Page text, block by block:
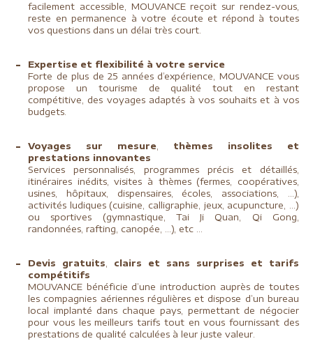
facilement accessible, MOUVANCE reçoit sur rendez-vous,
reste en permanence à votre écoute et répond à toutes
vos questions dans un délai très court.
Expertise et flexibilité à votre service
Forte de plus de 25 années d’expérience, MOUVANCE vous
propose un tourisme de qualité tout en restant
compétitive, des voyages adaptés à vos souhaits et à vos
budgets.
Voyages sur mesure, thèmes insolites et
prestations innovantes
Services personnalisés, programmes précis et détaillés,
itinéraires inédits, visites à thèmes (fermes, coopératives,
usines, hôpitaux, dispensaires, écoles, associations, …),
activités ludiques (cuisine, calligraphie, jeux, acupuncture, …)
ou sportives (gymnastique, Tai Ji Quan, Qi Gong,
randonnées, rafting, canopée, …), etc …
Devis gratuits, clairs et sans surprises et tarifs
compétitifs
MOUVANCE bénéficie d’une introduction auprès de toutes
les compagnies aériennes régulières et dispose d’un bureau
local implanté dans chaque pays, permettant de négocier
pour vous les meilleurs tarifs tout en vous fournissant des
prestations de qualité calculées à leur juste valeur.